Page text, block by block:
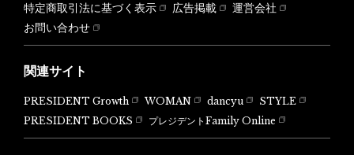
特定商取引法に基づく表示
広告掲載
運営会社
お問い合わせ
関連サイト
PRESIDENT Growth WOMAN dancyu
STYLE
PRESIDENT BOOKS
プレジデントFamily Online